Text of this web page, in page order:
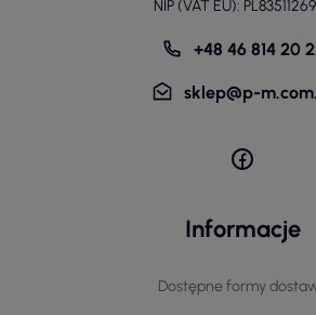
NIP (VAT EU):
+48 46 814 20
sklep@p-
Informacje
Dostępne formy